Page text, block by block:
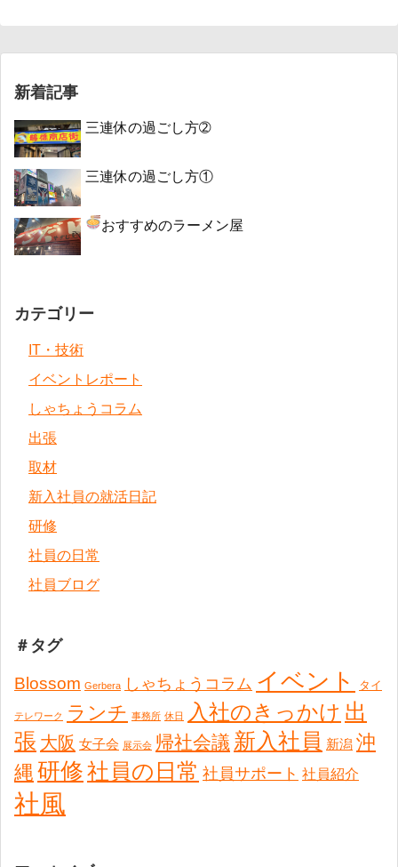
新着記事
三連休の過ごし方➁
三連休の過ごし方①
おすすめのラーメン屋
カテゴリー
IT・技術
イベントレポート
しゃちょうコラム
出張
取材
新入社員の就活日記
研修
社員の日常
社員ブログ
＃タグ
Blossom Gerbera しゃちょうコラム イベント タイ
テレワーク ランチ 事務所 休日 入社のきっかけ 出
張 大阪 女子会 展示会 帰社会議 新入社員 新潟 沖
縄 研修社員の日常 社員サポート 社員紹介
社風